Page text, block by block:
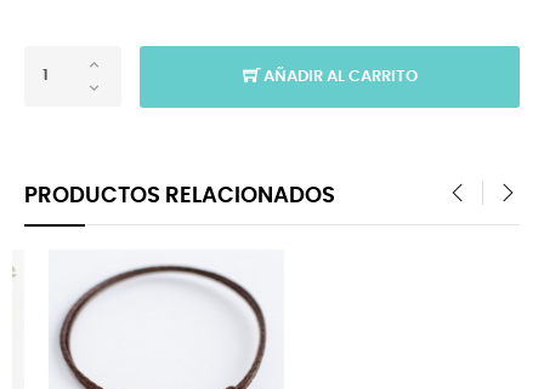
AÑADIR AL CARRITO
PRODUCTOS RELACIONADOS